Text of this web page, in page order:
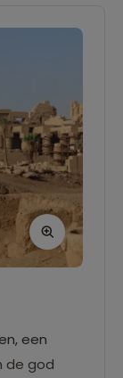
een
de god